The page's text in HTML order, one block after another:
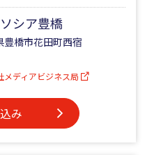
シア豊橋
橋市花田町西宿
メディアビジネス局
み